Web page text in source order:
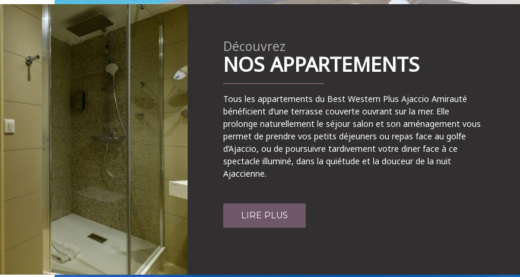
Découvrez
NOS APPARTEMENTS
Tous les appartements du Best Western Plus Ajaccio Amirauté
bénéficient d’une terrasse couverte ouvrant sur la mer. Elle
prolonge naturellement le séjour salon et son aménagement vous
permet de prendre vos petits déjeuners ou repas face au golfe
d’Ajaccio, ou de poursuivre tardivement votre diner face à ce
spectacle illuminé, dans la quiétude et la douceur de la nuit
Ajaccienne.
LIRE PLUS